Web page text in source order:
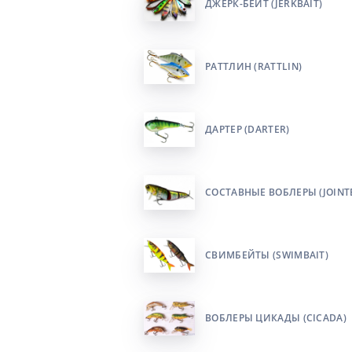
ДЖЕРК-БЕЙТ (JERKBAIT)
РАТТЛИН (RATTLIN)
ДАРТЕР (DARTER)
СОСТАВНЫЕ ВОБЛЕРЫ
СВИМБЕЙТЫ (SWIMBAIT)
ВОБЛЕРЫ ЦИКАДЫ (CICADA)